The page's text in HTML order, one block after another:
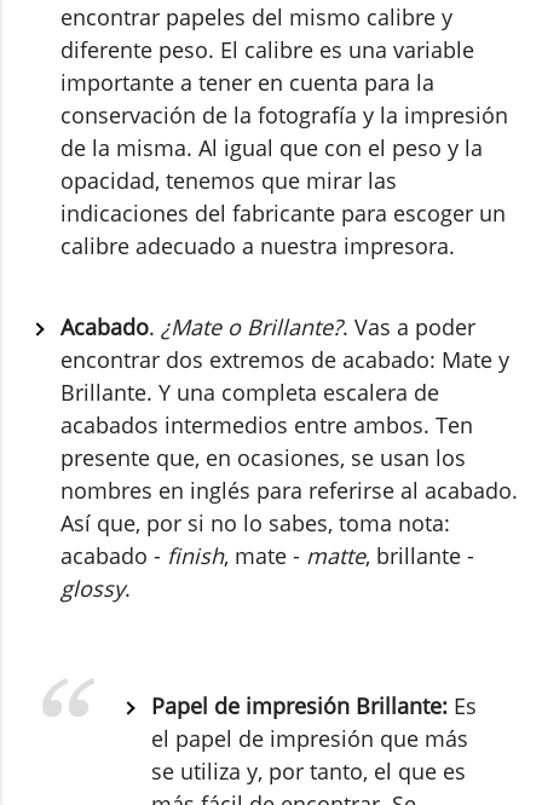
encontrar papeles del mismo calibre y
diferente peso. El calibre es una variable
importante a tener en cuenta para la
conservación de la fotografía y la impresión
de la misma. Al igual que con el peso y la
opacidad, tenemos que mirar las
indicaciones del fabricante para escoger un
calibre adecuado a nuestra impresora.
Acabado. ¿Mate o Brillante?. Vas a poder
encontrar dos extremos de acabado: Mate y
Brillante. Y una completa escalera de
acabados intermedios entre ambos. Ten
presente que, en ocasiones, se usan los
nombres en inglés para referirse al acabado.
Así que, por si no lo sabes, toma nota:
acabado - finish, mate - matte, brillante -
glossy.
Papel de impresión Brillante: Es
el papel de impresión que más
se utiliza y, por tanto, el que es